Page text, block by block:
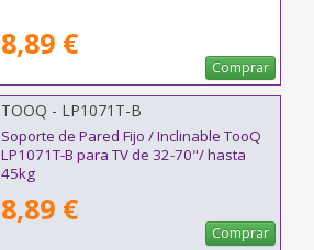
8,89 €
Comprar
TOOQ - LP1071T-B
Soporte de Pared Fijo / Inclinable TooQ
LP1071T-B para TV de 32-70"/ hasta
45kg
8,89 €
Comprar